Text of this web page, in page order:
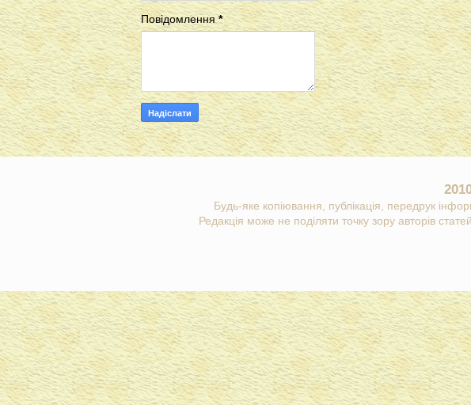
Повідомлення*
Будь-яке копіювання, публікація, передрук
Редакція може не поділяти точку зору авторів